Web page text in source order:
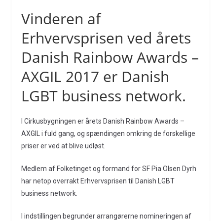
Vinderen af
Erhvervsprisen ved årets
Danish Rainbow Awards –
AXGIL 2017 er Danish
LGBT business network.
I Cirkusbygningen er årets Danish Rainbow Awards –
AXGIL i fuld gang, og spændingen omkring de forskellige
priser er ved at blive udløst.
Medlem af Folketinget og formand for SF Pia Olsen Dyrh
har netop overrakt Erhvervsprisen til Danish LGBT
business network.
I indstillingen begrunder arrangørerne nomineringen af